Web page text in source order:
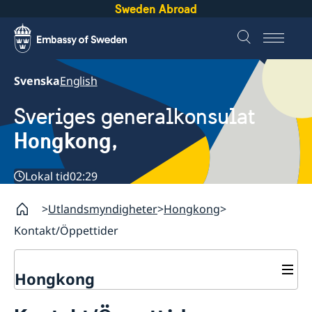
Sweden Abroad
SvenskaEnglish
Sveriges generalkonsulat
Hongkong,
Lokal tid02:29
Utlandsmyndigheter Hongkong
Kontakt/Öppettider
Hongkong